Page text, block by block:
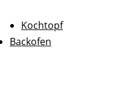
Kochtopf
Backofen